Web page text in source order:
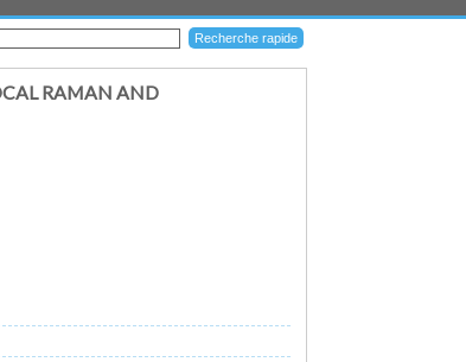
RAMAN AND